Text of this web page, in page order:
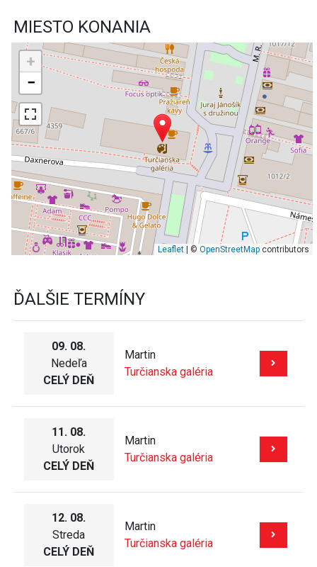
MIESTO KONANIA
+
−
Leaflet| © OpenStreetMapcontributors
ĎALŠIE TERMÍNY
09. 08.
Nedeľa
CELÝ DEŇ
Martin
Turčianska galéria
11. 08.
Utorok
CELÝ DEŇ
Martin
Turčianska galéria
12. 08.
Streda
CELÝ DEŇ
Martin
Turčianska galéria